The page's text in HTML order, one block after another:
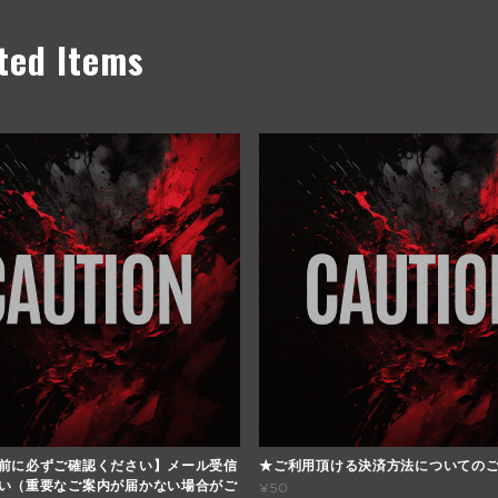
Items
に必ずご確認ください】メール受信
（重要なご案内が届かない場合がご
★ご利用頂ける決済方法についての
¥50